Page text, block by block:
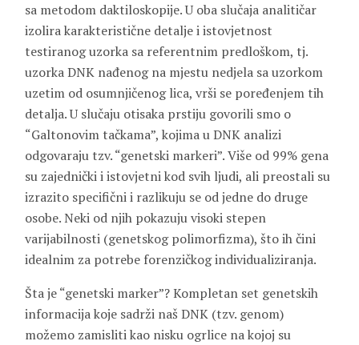
sa metodom daktiloskopije. U oba slučaja analitičar
izolira karakteristične detalje i istovjetnost
testiranog uzorka sa referentnim predloškom, tj.
uzorka DNK nađenog na mjestu nedjela sa uzorkom
uzetim od osumnjičenog lica, vrši se poređenjem tih
detalja. U slučaju otisaka prstiju govorili smo o
“Galtonovim tačkama”, kojima u DNK analizi
odgovaraju tzv. “genetski markeri”. Više od 99% gena
su zajednički i istovjetni kod svih ljudi, ali preostali su
izrazito specifični i razlikuju se od jedne do druge
osobe. Neki od njih pokazuju visoki stepen
varijabilnosti (genetskog polimorfizma), što ih čini
idealnim za potrebe forenzičkog individualiziranja.
Šta je “genetski marker”? Kompletan set genetskih
informacija koje sadrži naš DNK (tzv. genom)
možemo zamisliti kao nisku ogrlice na kojoj su